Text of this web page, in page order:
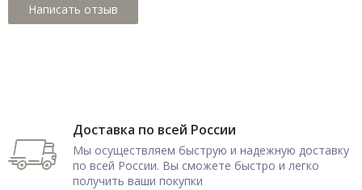
Доставка по всей России
Мы осуществляем быструю и надежную доставку
по всей России. Вы сможете быстро и легко
получить ваши покупки